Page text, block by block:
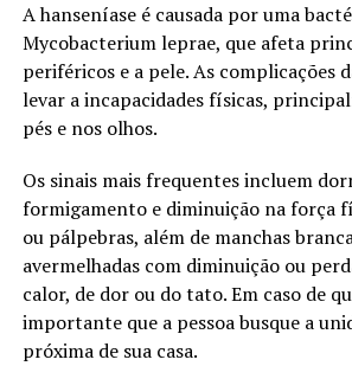
A hanseníase é causada por uma
Mycobacterium leprae, que afeta
periféricos e a pele. As complicações
levar a incapacidades físicas,
pés e nos olhos.
Os sinais mais frequentes incluem
formigamento e diminuição na força
ou pálpebras, além de manchas
avermelhadas com diminuição ou
calor, de dor ou do tato. Em caso de
importante que a pessoa busque a
próxima de sua casa.